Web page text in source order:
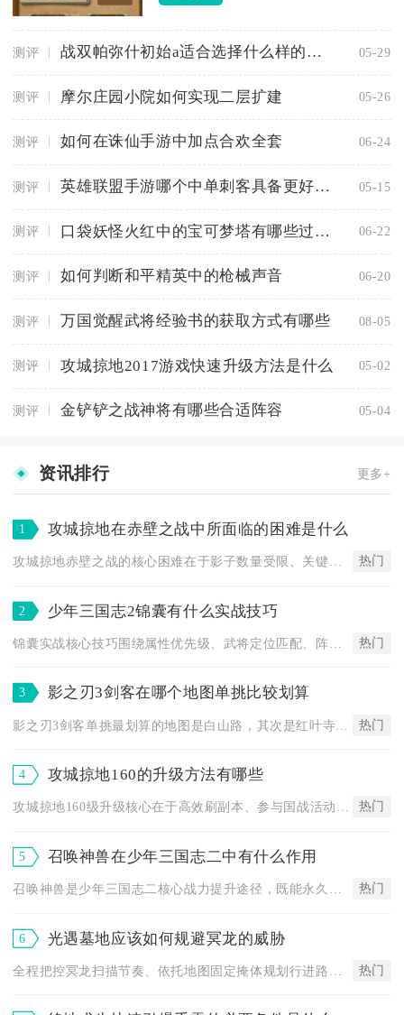
测评 战双帕弥什初始a适合选择什么样的天赋 05-29
测评 摩尔庄园小院如何实现二层扩建 05-26
测评 如何在诛仙手游中加点合欢全套 06-24
测评 英雄联盟手游哪个中单刺客具备更好的机动性 05-15
测评 口袋妖怪火红中的宝可梦塔有哪些过关技巧 06-22
测评 如何判断和平精英中的枪械声音 06-20
测评 万国觉醒武将经验书的获取方式有哪些 08-05
测评 攻城掠地2017游戏快速升级方法是什么 05-02
测评 金铲铲之战神将有哪些合适阵容 05-04
资讯排行 更多+
1 攻城掠地在赤壁之战中所面临的困难是什么
热门
2 少年三国志2锦囊有什么实战技巧
热门
3 影之刃3剑客在哪个地图单挑比较划算
热门
4 攻城掠地160的升级方法有哪些
攻城掠地160级升级核心在于高效刷副本、参与国战活动、优化武... 热门
5 召唤神兽在少年三国志二中有什么作用
热门
6 光遇墓地应该如何规避冥龙的威胁
热门